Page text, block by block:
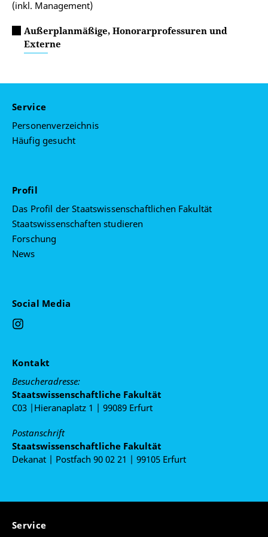
(inkl. Management)
Außerplanmäßige, Honorarprofessuren und
Externe
Service
Personenverzeichnis
Häufig gesucht
Profil
Das Profil der Staatswissenschaftlichen Fakultät
Staatswissenschaften studieren
Forschung
News
Social Media
Kontakt
Besucheradresse:
Staatswissenschaftliche Fakultät
C03 |Hieranaplatz 1 | 99089 Erfurt
Postanschrift
Staatswissenschaftliche Fakultät
Dekanat | Postfach 90 02 21 | 99105 Erfurt
Service